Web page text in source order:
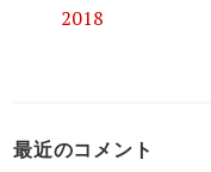
2018
最近のコメント